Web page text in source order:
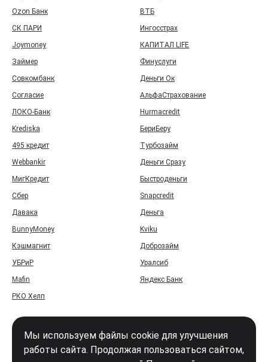
Ozon Банк
ВТБ
СК ПАРИ
Ингосстрах
Joymoney
КАПИТАЛ LIFE
Займер
Финуслуги
Совкомбанк
Деньги Ок
Согласие
АльфаСтрахование
ЛОКО-Банк
Hurmacredit
Krediska
БериБеру
495 кредит
Турбозайм
Webbankir
Деньги Сразу
МигКредит
Быстроденьги
Сбер
Snapcredit
Давака
Деньга
BunnyMoney
Kviku
Кэшмагнит
Доброзайм
УБРиР
Уралсиб
Mafin
Яндекс Банк
РКО Хелп
Мы используем файлы cookie для улучшения
работы сайта. Продолжая пользоваться сайтом,